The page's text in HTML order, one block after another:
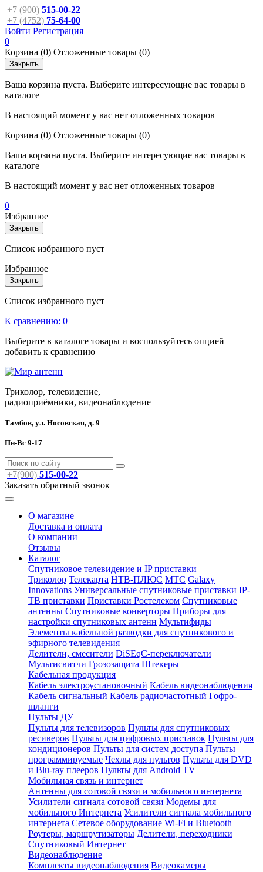
+7 (900) 515-00-22
+7 (4752) 75-64-00
Войти Регистрация
0
Корзина (0) Отложенные товары (0)
Закрыть
Ваша корзина пуста. Выберите интересующие вас товары в
каталоге
В настоящий момент у вас нет отложенных товаров
Корзина (0) Отложенные товары (0)
Ваша корзина пуста. Выберите интересующие вас товары в
каталоге
В настоящий момент у вас нет отложенных товаров
0
Избранное
Закрыть
Список избранного пуст
Избранное
Закрыть
Список избранного пуст
К сравнению: 0
Выберите в каталоге товары и воспользуйтесь опцией
добавить к сравнению
Триколор, телевидение,
радиоприёмники, видеонаблюдение
Тамбов, ул. Носовская, д. 9
Пн-Вс 9-17
+7(900) 515-00-22
Заказать обратный звонок
О магазине
Доставка и оплата
О компании
Отзывы
Каталог
Спутниковое телевидение и IP приставки
Триколор Телекарта НТВ-ПЛЮС МТС Galaxy
Innovations Универсальные спутниковые приставки IP-
ТВ приставки Приставки Ростелеком Спутниковые
антенны Спутниковые конверторы Приборы для
настройки спутниковых антенн Мультифиды
Элементы кабельной разводки для спутникового и
эфирного телевидения
Делители, смесители DiSEqC-переключатели
Мультисвитчи Грозозащита Штекеры
Кабельная продукция
Кабель электроустановочный Кабель видеонаблюдения
Кабель сигнальный Кабель радиочастотный Гофро-
шланги
Пульты ДУ
Пульты для телевизоров Пульты для спутниковых
ресиверов Пульты для цифровых приставок Пульты для
кондиционеров Пульты для систем доступа Пульты
программируемые Чехлы для пультов Пульты для DVD
и Blu-ray плееров Пульты для Android TV
Мобильная связь и интернет
Антенны для сотовой связи и мобильного интернета
Усилители сигнала сотовой связи Модемы для
мобильного Интернета Усилители сигнала мобильного
интернета Сетевое оборудование Wi-Fi и Bluetooth
Роутеры, маршрутизаторы Делители, переходники
Спутниковый Интернет
Видеонаблюдение
Комплекты видеонаблюдения Видеокамеры